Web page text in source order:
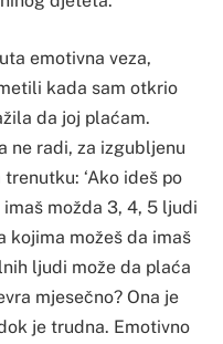
emotivna veza,
kada sam otkrio
da joj plaćam.
ne radi, za izgubljenu
‘Ako ideš po
možda 3, 4, 5 ljudi
kojima možeš da imaš
ljudi može da plaća
mjesečno? Ona je
je trudna. Emotivno